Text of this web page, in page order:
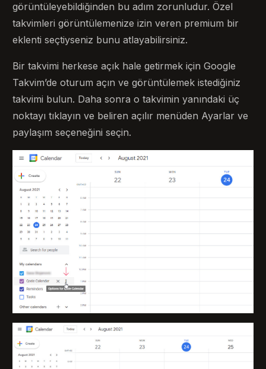
görüntüleyebildiğinden bu adım zorunludur. Özel
takvimleri görüntülemenize izin veren premium bir
eklenti seçtiyseniz bunu atlayabilirsiniz.
Bir takvimi herkese açık hale getirmek için Google
Takvim’de oturum açın ve görüntülemek istediğiniz
takvimi bulun. Daha sonra o takvimin yanındaki üç
noktayı tıklayın ve beliren açılır menüden Ayarlar ve
paylaşım seçeneğini seçin.